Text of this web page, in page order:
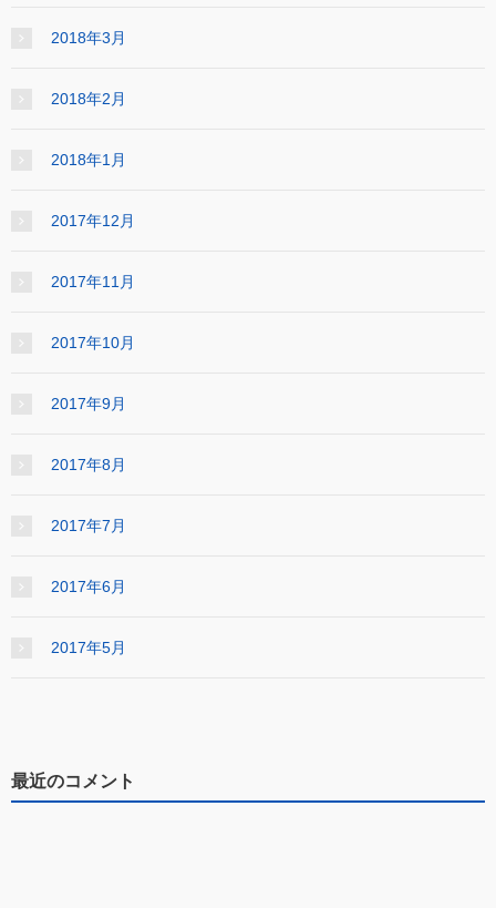
2018年3月
2018年2月
2018年1月
2017年12月
2017年11月
2017年10月
2017年9月
2017年8月
2017年7月
2017年6月
2017年5月
最近のコメント